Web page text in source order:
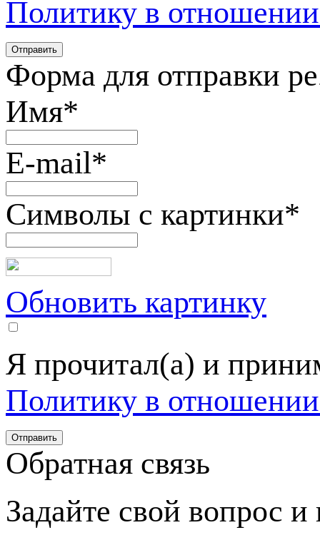
Политику в
Форма для отправки
Имя*
E-mail*
Символы с картинки*
Обновить картинку
Я прочитал(а) и
Политику в
Обратная связь
Задайте свой вопрос